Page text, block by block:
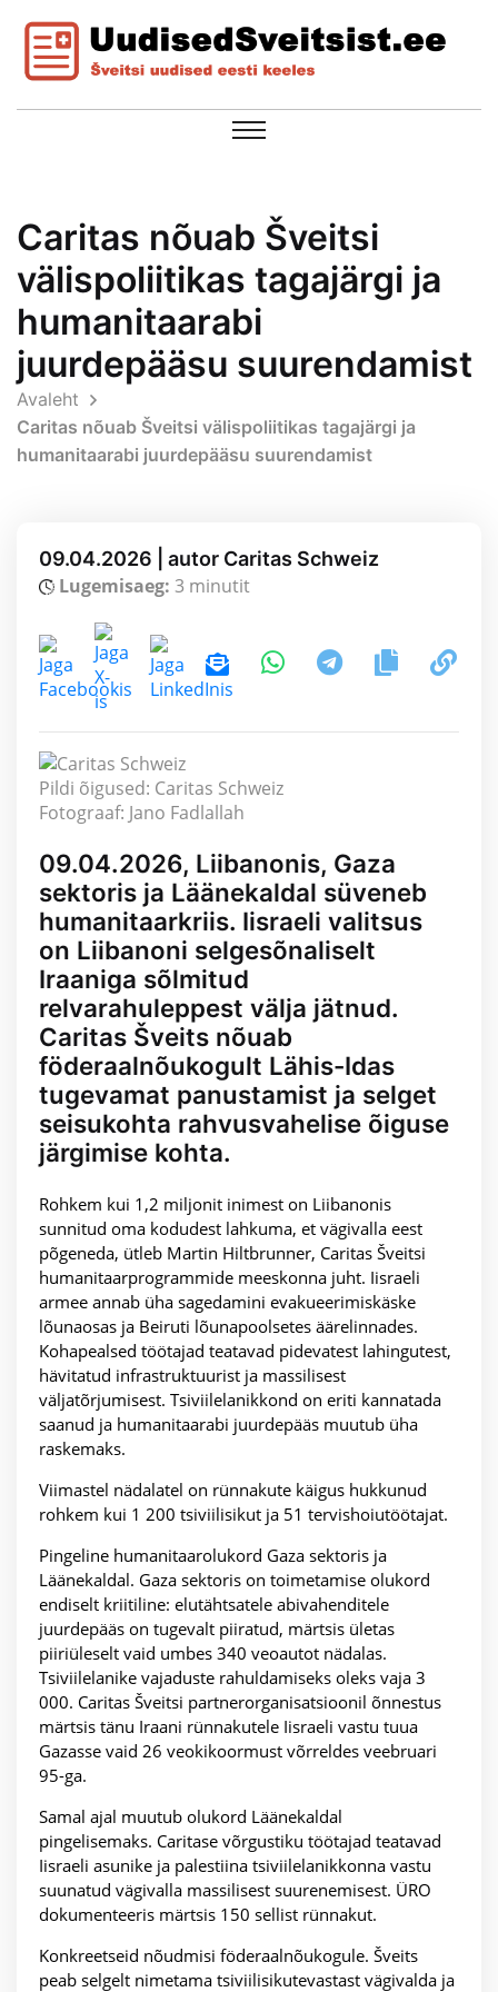
Caritas nõuab Šveitsi
välispoliitikas tagajärgi ja
humanitaarabi
juurdepääsu suurendamist
Avaleht
Caritas nõuab Šveitsi välispoliitikas tagajärgi ja
humanitaarabi juurdepääsu suurendamist
09.04.2026 | autor Caritas Schweiz
Lugemisaeg: 3 minutit
Pildi õigused: Caritas Schweiz
Fotograaf: Jano Fadlallah
09.04.2026, Liibanonis, Gaza
sektoris ja Läänekaldal süveneb
humanitaarkriis. Iisraeli valitsus
on Liibanoni selgesõnaliselt
Iraaniga sõlmitud
relvarahuleppest välja jätnud.
Caritas Šveits nõuab
föderaalnõukogult Lähis-Idas
tugevamat panustamist ja selget
seisukohta rahvusvahelise õiguse
järgimise kohta.
Rohkem kui 1,2 miljonit inimest on Liibanonis
sunnitud oma kodudest lahkuma, et vägivalla eest
põgeneda, ütleb Martin Hiltbrunner, Caritas Šveitsi
humanitaarprogrammide meeskonna juht. Iisraeli
armee annab üha sagedamini evakueerimiskäske
lõunaosas ja Beiruti lõunapoolsetes äärelinnades.
Kohapealsed töötajad teatavad pidevatest lahingutest,
hävitatud infrastruktuurist ja massilisest
väljatõrjumisest. Tsiviilelanikkond on eriti kannatada
saanud ja humanitaarabi juurdepääs muutub üha
raskemaks.
Viimastel nädalatel on rünnakute käigus hukkunud
rohkem kui 1 200 tsiviilisikut ja 51 tervishoiutöötajat.
Pingeline humanitaarolukord Gaza sektoris ja
Läänekaldal. Gaza sektoris on toimetamise olukord
endiselt kriitiline: elutähtsatele abivahenditele
juurdepääs on tugevalt piiratud, märtsis ületas
piiriüleselt vaid umbes 340 veoautot nädalas.
Tsiviilelanike vajaduste rahuldamiseks oleks vaja 3
000. Caritas Šveitsi partnerorganisatsioonil õnnestus
märtsis tänu Iraani rünnakutele Iisraeli vastu tuua
Gazasse vaid 26 veokikoormust võrreldes veebruari
95-ga.
Samal ajal muutub olukord Läänekaldal
pingelisemaks. Caritase võrgustiku töötajad teatavad
Iisraeli asunike ja palestiina tsiviilelanikkonna vastu
suunatud vägivalla massilisest suurenemisest. ÜRO
dokumenteeris märtsis 150 sellist rünnakut.
Konkreetseid nõudmisi föderaalnõukogule. Šveits
peab selgelt nimetama tsiviilisikutevastast vägivalda ja